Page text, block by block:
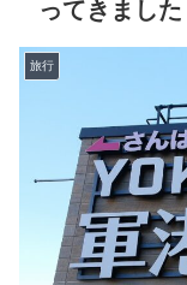
ってきまし
旅行